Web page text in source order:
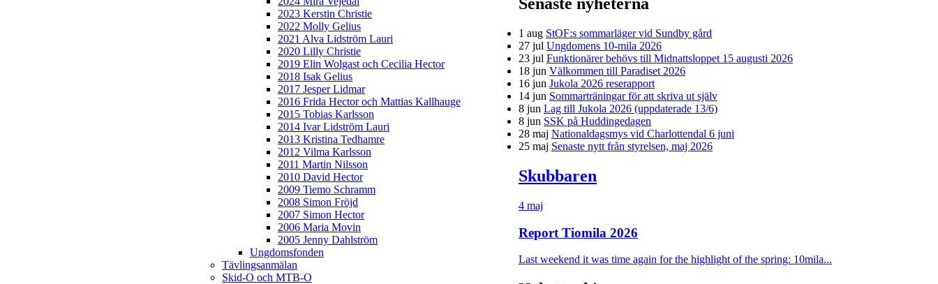
2023 Kerstin Christie
2022 Molly Gelius
2021 Alva Lidström Lauri
2020 Lilly Christie
2019 Elin Wolgast och Cecilia Hector
2018 Isak Gelius
2017 Jesper Lidmar
2016 Frida Hector och Mattias Kallhauge
2015 Tobias Karlsson
2014 Ivar Lidström Lauri
2013 Kristina Tedhamre
2012 Vilma Karlsson
2011 Martin Nilsson
2010 David Hector
2009 Tiemo Schramm
2008 Simon Fröjd
2007 Simon Hector
2006 Maria Movin
2005 Jenny Dahlström
Ungdomsfonden
Tävlingsanmälan
Skid-O och MTB-O
Senaste nyheterna
1 aug StOF:s sommarläger vid Sundby gård
27 jul Ungdomens 10-mila 2026
23 jul Funktionärer behövs till Midnattsloppet 15 augusti 2026
18 jun Välkommen till Paradiset 2026
16 jun Jukola 2026 reserapport
14 jun Sommarträningar för att skriva ut själv
8 jun Lag till Jukola 2026 (uppdaterade 13/6)
8 jun SSK på Huddingedagen
28 maj Nationaldagsmys vid Charlottendal 6 juni
25 maj Senaste nytt från styrelsen, maj 2026
Skubbaren
4 maj
Report Tiomila 2026
Last weekend it was time again for the highlight of the spring: 10mila...